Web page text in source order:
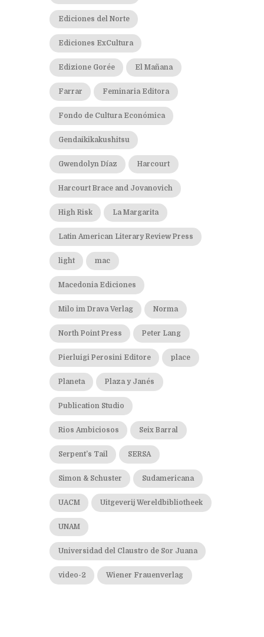
Ediciones del Norte
Ediciones ExCultura
Edizione Gorée El Mañana
Farrar Feminaria Editora
Fondo de Cultura Económica
Gendaikikakushitsu
Gwendolyn Díaz Harcourt
Harcourt Brace and Jovanovich
High Risk La Margarita
Latin American Literary Review Press
light mac
Macedonia Ediciones
Milo im Drava Verlag Norma
North Point Press Peter Lang
Pierluigi Perosini Editore place
Planeta Plaza y Janés
Publication Studio
Rios Ambiciosos Seix Barral
Serpent’s Tail SERSA
Simon & Schuster Sudamericana
UACM Uitgeverij Wereldbibliotheek
UNAM
Universidad del Claustro de Sor Juana
video-2 Wiener Frauenverlag